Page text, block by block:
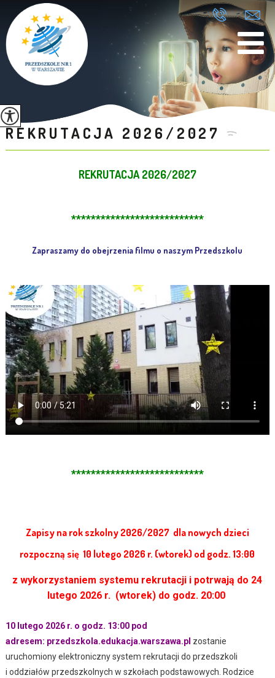
REKRUTACJA 2026/2027
REKRUTACJA 2026/2027
***************************
Zapraszamy do obejrzenia filmu o naszym Przedszkolu
***************************
Zapisy na rok szkolny 2026/2027 dla nowych dzieci
rozpoczną się 10 lutego 2026 r. (wtorek) od godz. 13:00
z wykorzystaniem systemu rekrutacji i potrwają do 24
lutego 2026 r. (wtorek) do godz. 20:00
10 lutego 2026 r. o godz. 13:00 pod
adresem: przedszkola.edukacja.warszawa.pl zostanie
uruchomiony elektroniczny system rekrutacji do przedszkoli
i oddziałów przedszkolnych w szkołach podstawowych. Rodzice